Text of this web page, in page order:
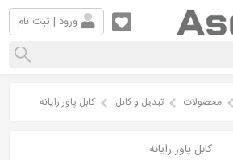
ورود | ثبت نام
محصولات تبدیل و کابل کابل پاور رایانه
کابل پاور رایانه